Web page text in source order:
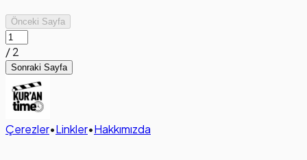
Önceki Sayfa
/2
Sonraki Sayfa
Çerezler•Linkler•Hakkımızda